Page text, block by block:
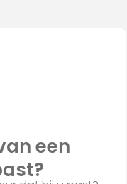
Ook delen we
andere informatie
hebben verzameld op
een